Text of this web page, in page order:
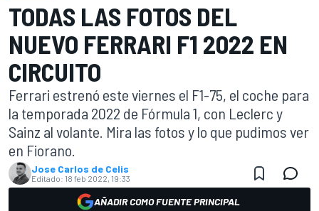
TODAS LAS FOTOS DEL
NUEVO FERRARI F1 2022 EN
CIRCUITO
Ferrari estrenó este viernes el F1-75, el coche para
la temporada 2022 de Fórmula 1, con Leclerc y
Sainz al volante. Mira las fotos y lo que pudimos ver
en Fiorano.
Jose Carlos de Celis
Editado: 18 feb 2022, 19:33
AÑADIR COMO FUENTE PRINCIPAL